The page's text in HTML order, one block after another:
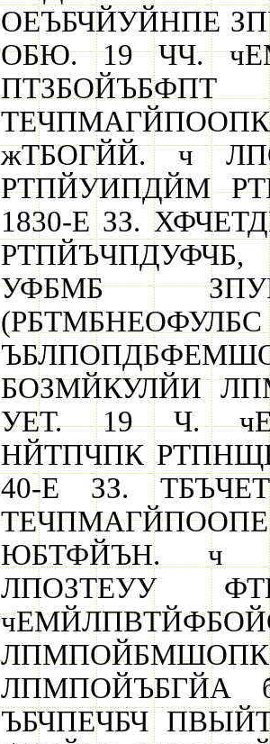
ОЕЪБЧЙУЙНПЕ
ОБЮ. 19 ЧЧ.
жТБОГЙЙ. ч
РТПЙУИПДЙМ
1830-Е ЗЗ.
УФБМБ
БОЗМЙКУЛЙИ
УЕТ. 19 Ч.
НЙТПЧПК
40-Е ЗЗ.
ЮБТФЙЪН. ч
ЛПОЗТЕУУ
ЛПМПОЙБМШОПК
ЛПМПОЙЪБГЙА
ЪБЧПЕЧБЧ